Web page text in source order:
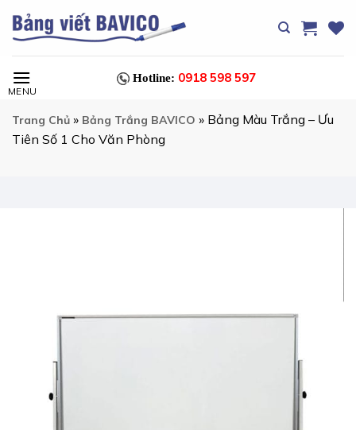
đến
dung
Hotline: 0918 598 597
Trang Chủ » Bảng Trắng BAVICO » Bảng Màu Trắng – Ưu
Tiên Số 1 Cho Văn Phòng